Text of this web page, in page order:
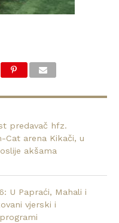
predavač hfz.
Cat arena Kikači, u
akšama
U Papraći, Mahali i
vjerski i